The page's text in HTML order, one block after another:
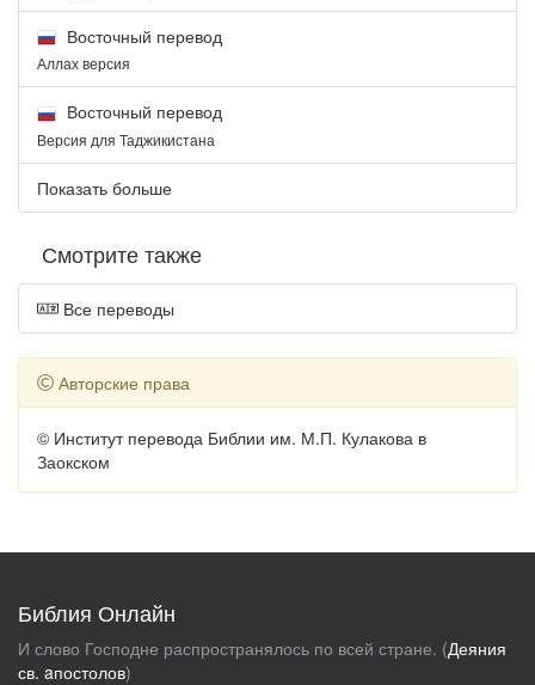
Восточный перевод
Аллах версия
Восточный перевод
Версия для Таджикистана
Показать больше
Смотрите также
Все переводы
Авторские права
© Институт перевода Библии им. М.П. Кулакова в
Заокском
Библия Онлайн
И слово Господне распространялось по всей стране. (Деяния
св. aпостолов)